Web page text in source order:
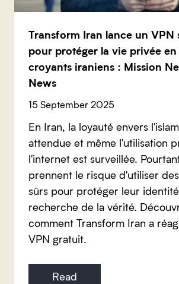
Transform Iran lance un VPN
pour protéger la vie privée
croyants iraniens : Mission
News
15 September 2025
En Iran, la loyauté envers
attendue et même l'utilisation
l'internet est surveillée.
prennent le risque d'utiliser
sûrs pour protéger leur
recherche de la vérité.
comment Transform Iran a
VPN gratuit.
Read